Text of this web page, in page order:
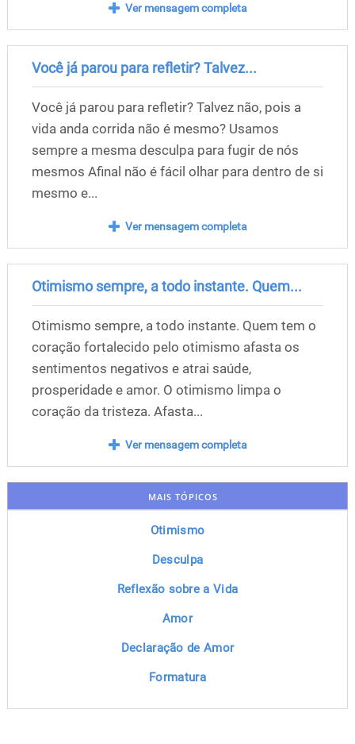
Ver mensagem completa
Você já parou para refletir? Talvez...
Você já parou para refletir? Talvez não, pois a
vida anda corrida não é mesmo? Usamos
sempre a mesma desculpa para fugir de nós
mesmos Afinal não é fácil olhar para dentro de si
mesmo e...
Ver mensagem completa
Otimismo sempre, a todo instante. Quem...
Otimismo sempre, a todo instante. Quem tem o
coração fortalecido pelo otimismo afasta os
sentimentos negativos e atrai saúde,
prosperidade e amor. O otimismo limpa o
coração da tristeza. Afasta...
Ver mensagem completa
MAIS TÓPICOS
Otimismo
Desculpa
Reflexão sobre a Vida
Amor
Declaração de Amor
Formatura